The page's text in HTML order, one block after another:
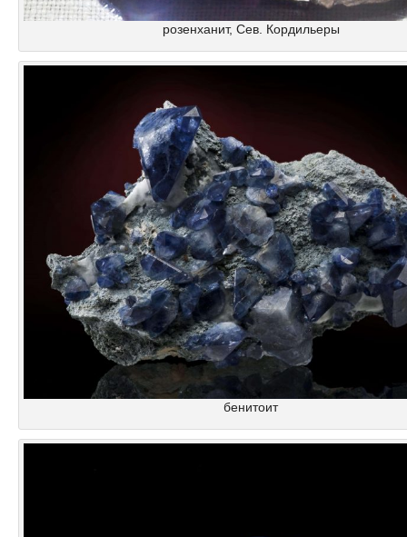
розенханит, Сев. Кордильеры
бенитоит